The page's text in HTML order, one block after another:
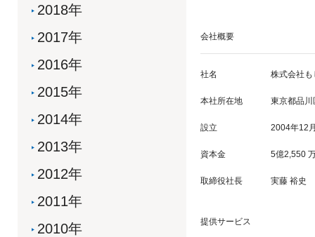
会社概要
社名 株式会社も
本社所在地 東京都品
設立 2004年12
資本金 5億2,550
取締役社長 実藤 裕史
提供サービス
2018年
2017年
2016年
2015年
2014年
2013年
2012年
2011年
2010年